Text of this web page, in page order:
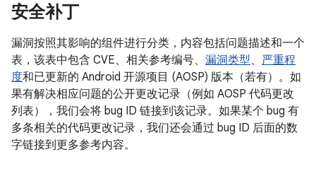
安全补丁
漏洞按照其影响的组件进行分类，内容包括问题描述和一个
表，该表中包含 CVE、相关参考编号、 漏洞类型、 严重程
度和已更新的 Android 开源项目 (AOSP) 版本（若有）。如
果有解决相应问题的公开更改记录（例如 AOSP 代码更改
列表），我们会将 bug ID 链接到该记录。如果某个 bug 有
多条相关的代码更改记录，我们还会通过 bug ID 后面的数
字链接到更多参考内容。